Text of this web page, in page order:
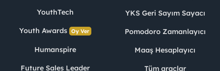
YouthTech
Youth Awards Oy Ver
Humanspire
Future Sales Leader
YKS Geri Sayım Sayacı
Pomodoro Zamanlayıcı
Maaş Hesaplayıcı
Tüm araçlar